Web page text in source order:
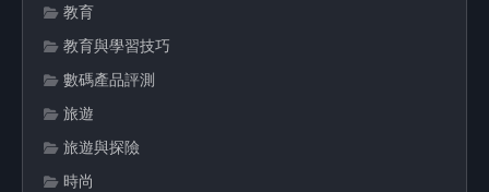
教育
教育與學習技巧
數碼產品評測
旅遊
旅遊與探險
時尚